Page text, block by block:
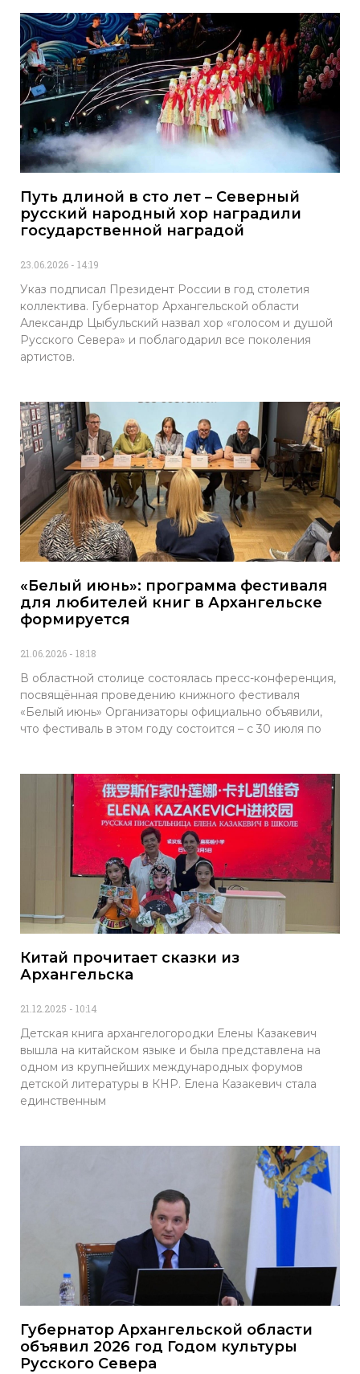
Путь длиной в сто лет – Северный
русский народный хор наградили
государственной наградой
23.06.2026 14:19
Указ подписал Президент России в год столетия
коллектива. Губернатор Архангельской области
Александр Цыбульский назвал хор «голосом и душой
Русского Севера» и поблагодарил все поколения
артистов.
«Белый июнь»: программа фестиваля
для любителей книг в Архангельске
формируется
21.06.2026 18:18
В областной столице состоялась пресс-конференция,
посвящённая проведению книжного фестиваля
«Белый июнь» Организаторы официально объявили,
что фестиваль в этом году состоится – с 30 июля по
Китай прочитает сказки из
Архангельска
21.12.2025 10:14
Детская книга архангелогородки Елены Казакевич
вышла на китайском языке и была представлена на
одном из крупнейших международных форумов
детской литературы в КНР. Елена Казакевич стала
единственным
Губернатор Архангельской области
объявил 2026 год Годом культуры
Русского Севера